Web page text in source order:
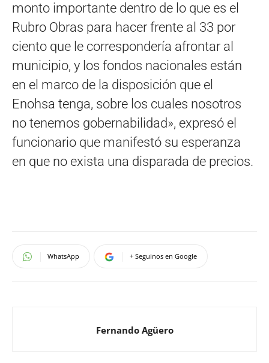
monto importante dentro de lo que es el
Rubro Obras para hacer frente al 33 por
ciento que le correspondería afrontar al
municipio, y los fondos nacionales están
en el marco de la disposición que el
Enohsa tenga, sobre los cuales nosotros
no tenemos gobernabilidad», expresó el
funcionario que manifestó su esperanza
en que no exista una disparada de precios.
WhatsApp + Seguinos en Google
Fernando Agüero